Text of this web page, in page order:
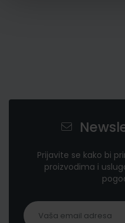
Prijavite se kako bi
proizvodima i